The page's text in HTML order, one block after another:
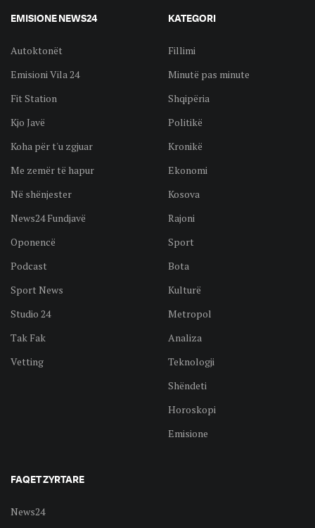
EMISIONE NEWS24
Autoktonët
Emisioni Vila 24
Fit Station
Kjo Javë
Koha për t'u zgjuar
Me zemër të hapur
Në shënjester
News24 Fundjavë
Oponencë
Podcast
Sport News
Studio 24
Tak Fak
Vetting
KATEGORI
Fillimi
Minutë pas minute
Shqipëria
Politikë
Kronikë
Ekonomi
Kosova
Rajoni
Sport
Bota
Kulturë
Metropol
Analiza
Teknologji
Shëndeti
Horoskopi
Emisione
FAQET ZYRTARE
News24